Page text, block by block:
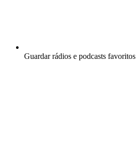
Guardar rádios e podcasts favoritos